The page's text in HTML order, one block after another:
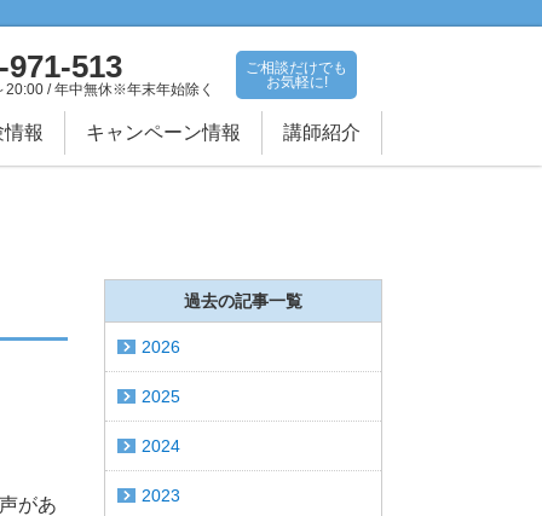
971-513
20:00 / 年中無休※年末年始除く
ご相談だけでも
お気軽に!
報 キャンペーン情報 講師紹介
があ
過去の記事一覧
2026
2025
2024
2023